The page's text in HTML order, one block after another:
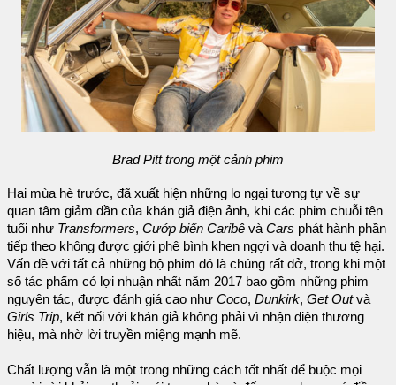
Brad Pitt trong một cảnh phim
Hai mùa hè trước, đã xuất hiện những lo ngại tương tự về sự
quan tâm giảm dần của khán giả điện ảnh, khi các phim chuỗi tên
tuổi như Transformers, Cướp biển Caribê và Cars phát hành phần
tiếp theo không được giới phê bình khen ngợi và doanh thu tệ hại.
Vấn đề với tất cả những bộ phim đó là chúng rất dở, trong khi một
số tác phẩm có lợi nhuận nhất năm 2017 bao gồm những phim
nguyên tác, được đánh giá cao như Coco, Dunkirk, Get Outvà
Girls Trip, kết nối với khán giả không phải vì nhận diện thương
hiệu, mà nhờ lời truyền miệng mạnh mẽ.
Chất lượng vẫn là một trong những cách tốt nhất để buộc mọi